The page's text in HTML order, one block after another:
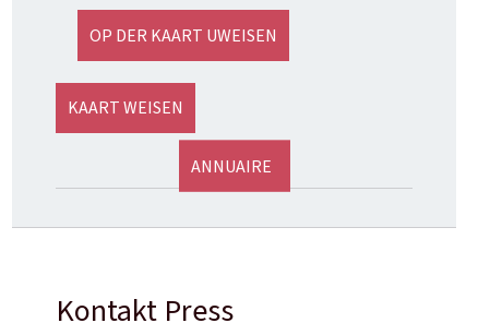
OP DER KAART UWEISEN
KAART WEISEN
ANNUAIRE
Kontakt Press